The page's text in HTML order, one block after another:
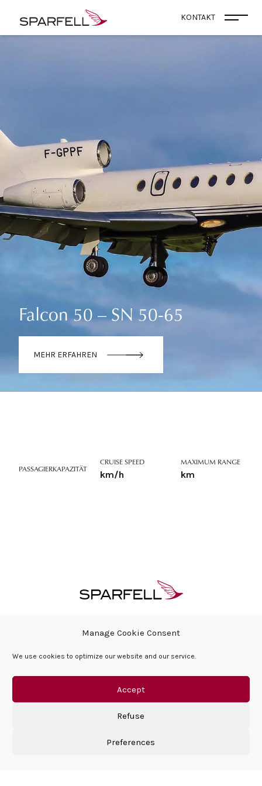
Manage Cookie Consent
We use cookies to optimize our website and our service.
Accept
Refuse
Preferences
SPARFELL KONTAKT Menü
Falcon 50 – SN 50-65
MEHR ERFAHREN
PASSAGIERKAPAZITÄT
CRUISE SPEED
km/h
MAXIMUM RANGE
km
ÜBER SPARFELL
HÄUFIG GESTELLTE FRAGEN
SOZIALE VERANTWORTUNG DES UNTERNEHMENS
DATENSCHUTZERKLÄRUNG